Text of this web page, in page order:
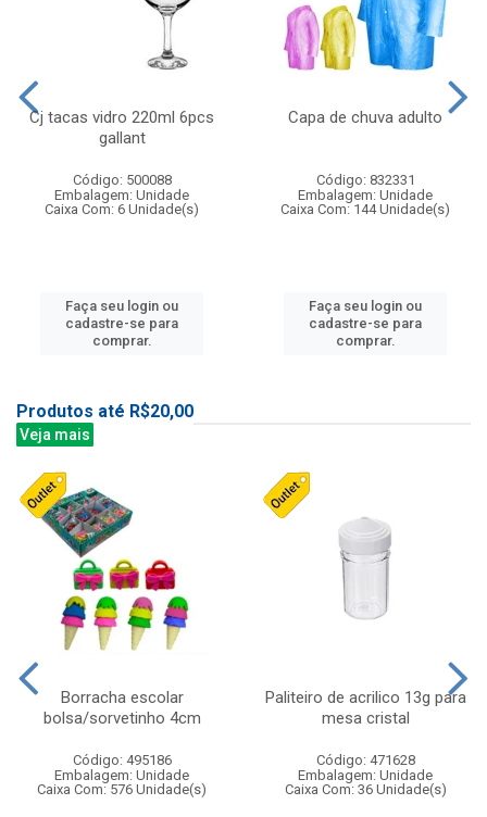
Cj tacas vidro 220ml 6pcs
gallant
Código: 500088
Embalagem: Unidade
Caixa Com: 6 Unidade(s)
Faça seu login ou
cadastre-se para
comprar.
Capa de chuva adulto
Código: 832331
Embalagem: Unidade
Caixa Com: 144 Unidade(s)
Faça seu login ou
cadastre-se para
comprar.
Produtos até R$20,00
Veja mais
Borracha escolar
bolsa/sorvetinho 4cm
Código: 495186
Embalagem: Unidade
Caixa Com: 576 Unidade(s)
Paliteiro de acrilico 13g para
mesa cristal
Código: 471628
Embalagem: Unidade
Caixa Com: 36 Unidade(s)